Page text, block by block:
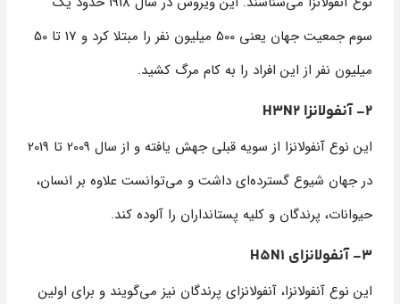
سوم جمعیت جهان یعنی 500 میلیون نفر را مبتلا کرد و 17 تا 50
میلیون نفر از این افراد را به کام مرگ کشید.
2- آنفولانزا H3N2
این نوع آنفولانزا از سویه قبلی جهش یافته و از سال 2009 تا 2019
در جهان شیوع گسترده‌ای داشت و می‌توانست علاوه بر انسان،
حیوانات، پرندگان و کلیه پستانداران را آلوده کند.
3- آنفولانزای H5N1
این نوع آنفولانزا، آنفولانزای پرندگان نیز می‌گویند و برای اولین